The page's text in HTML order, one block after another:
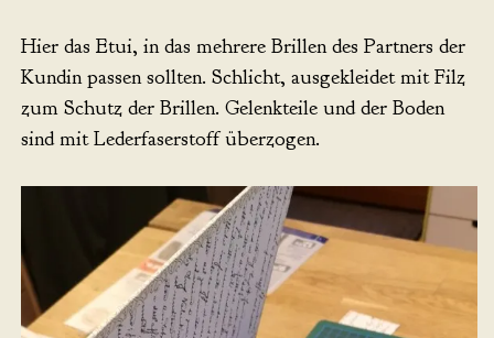
Hier das Etui, in das mehrere Brillen des Partners der
Kundin passen sollten. Schlicht, ausgekleidet mit Filz
zum Schutz der Brillen. Gelenkteile und der Boden
sind mit Lederfaserstoff überzogen.